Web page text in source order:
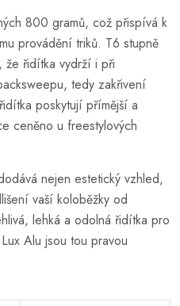
800 gramů, což přispívá k
provádění triků. T6 stupně
že řidítka vydrží i při
tedy zakřivení
poskytují přímější a
ceněno u freestylových
nejen estetický vzhled,
vaší koloběžky od
lehká a odolná řidítka pro
Alu jsou tou pravou